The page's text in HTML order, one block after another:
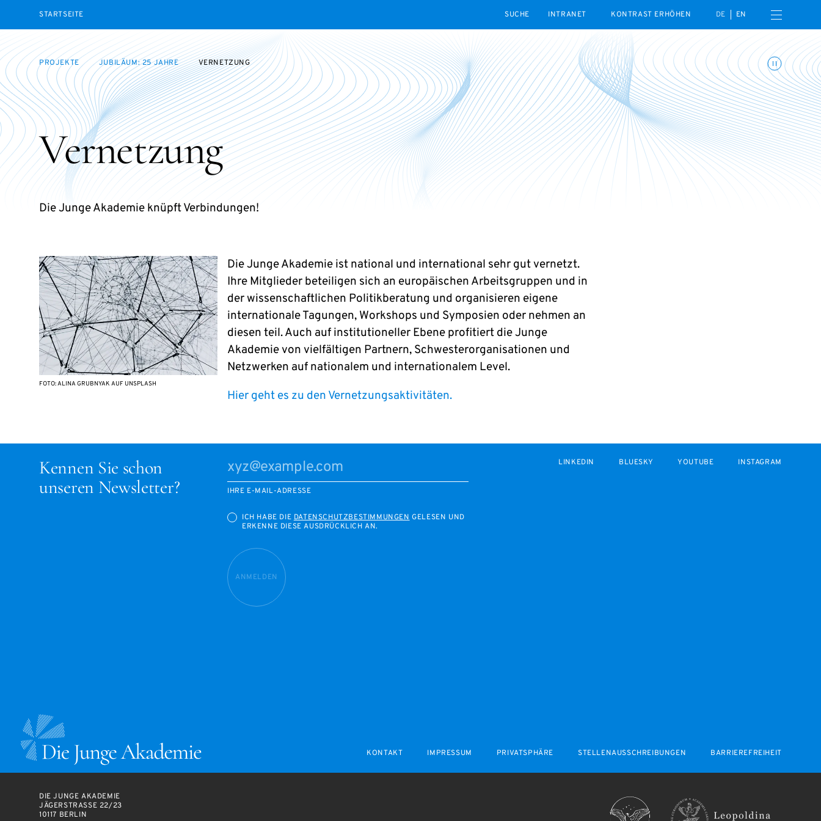
STARTSEITE
INTRANET
KONTRAST ERHÖHEN DE EN Menü öffnen
Animationen umschalten
PROJEKTE JUBILÄUM: 25 JAHRE VERNETZUNG
Vernetzung
Die Junge Akademie knüpft Verbindungen!
FOTO: ALINA GRUBNYAK AUF UNSPLASH
Die Junge Akademie ist national und international sehr gut vernetzt.
Ihre Mitglieder beteiligen sich an europäischen Arbeitsgruppen und in
der wissenschaftlichen Politikberatung und organisieren eigene
internationale Tagungen, Workshops und Symposien oder nehmen an
diesen teil. Auch auf institutioneller Ebene profitiert die Junge
Akademie von vielfältigen Partnern, Schwesterorganisationen und
Netzwerken auf nationalem und internationalem Level.
Hier geht es zu den Vernetzungsaktivitäten.
Kennen Sie schon
unseren Newsletter?
IHRE E-MAIL-ADRESSE
ICH HABE DIE DATENSCHUTZBESTIMMUNGEN GELESEN UND
ERKENNE DIESE AUSDRÜCKLICH AN.
ANMELDEN
LINKEDIN BLUESKY YOUTUBE INSTAGRAM
KONTAKT IMPRESSUM PRIVATSPHÄRE STELLENAUSSCHREIBUNGEN BARRIEREFREIHEIT
DIE JUNGE AKADEMIE
JÄGERSTRASSE 22/23
10117 BERLIN